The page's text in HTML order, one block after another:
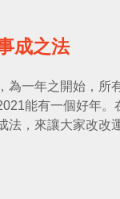
成之法
為一年之開始，所
能有一個好年。
法，來讓大家改改